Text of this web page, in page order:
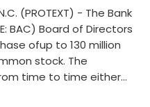
(PROTEXT) - The Bank
BAC) Board of Directors
ofup to 130 million
stock. The
time to time either...